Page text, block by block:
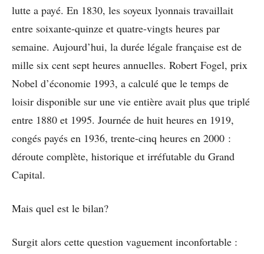
lutte a payé. En 1830, les soyeux lyonnais travaillait
entre soixante-quinze et quatre-vingts heures par
semaine. Aujourd’hui, la durée légale française est de
mille six cent sept heures annuelles. Robert Fogel, prix
Nobel d’économie 1993, a calculé que le temps de
loisir disponible sur une vie entière avait plus que triplé
entre 1880 et 1995. Journée de huit heures en 1919,
congés payés en 1936, trente-cinq heures en 2000 :
déroute complète, historique et irréfutable du Grand
Capital.
Mais quel est le bilan?
Surgit alors cette question vaguement inconfortable :